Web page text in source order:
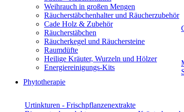
Weihrauch in großen Mengen
Räucherstäbchenhalter und Räucherzubehör
Cade Holz & Zubehör
Räucherstäbchen
Räucherkegel und Räuchersteine
Raumdüfte
Heilige Kräuter, Wurzeln und Hölzer
Energiereinigungs-Kits
Phytotherapie
Urtinkturen - Frischpflanzenextrakte